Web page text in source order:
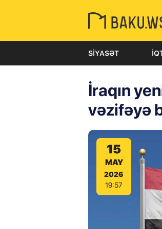
SIYASƏT
İraqın
vəzifəyə
15
MAY
2026
19:57